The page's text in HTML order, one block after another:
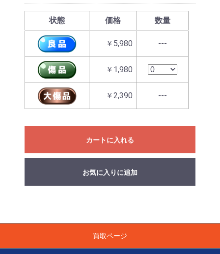
状態 価格 数量
￥5,980 ---
￥1,980
￥2,390 ---
カートに入れる
お気に入りに追加
買取ページ